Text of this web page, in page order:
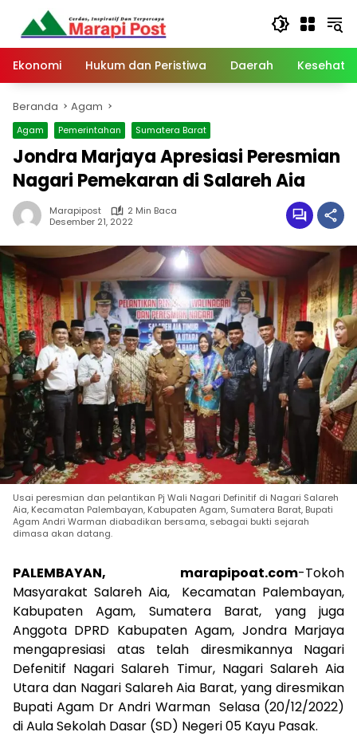
Langsung
konten
Ekonomi
Hukum dan Peristiwa Daerah
Beranda Agam
Agam Pemerintahan Sumatera Barat
Jondra Marjaya Apresiasi Peresmian
Nagari Pemekaran di Salareh Aia
Marapipost
2 Min Baca
Desember 21, 2022
Usai peresmian dan pelantikan Pj Wali Nagari Definitif di Nagari Salareh
Aia, Kecamatan Palembayan, Kabupaten Agam, Sumatera Barat, Bupati
Agam Andri Warman diabadikan bersama, sebagai bukti sejarah
dimasa akan datang.
PALEMBAYAN, marapipoat.com-Tokoh
Masyarakat Salareh Aia, Kecamatan Palembayan,
Kabupaten Agam, Sumatera Barat, yang juga
Anggota DPRD Kabupaten Agam, Jondra Marjaya
mengapresiasi atas telah diresmikannya Nagari
Defenitif Nagari Salareh Timur, Nagari Salareh Aia
Utara dan Nagari Salareh Aia Barat, yang diresmikan
Bupati Agam Dr Andri Warman Selasa (20/12/2022)
di Aula Sekolah Dasar (SD) Negeri 05 Kayu Pasak.